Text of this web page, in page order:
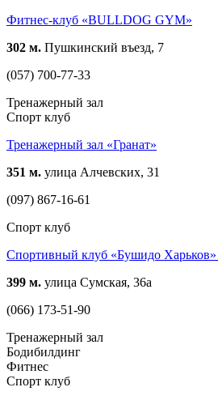
Фитнес-клуб «BULLDOG GYM»
302 м. Пушкинский въезд, 7
(057) 700-77-33
Тренажерный зал
Спорт клуб
Тренажерный зал «Гранат»
351 м. улица Алчевских, 31
(097) 867-16-61
Спорт клуб
Спортивный клуб «Бушидо
399 м. улица Сумская, 36а
(066) 173-51-90
Тренажерный зал
Бодибилдинг
Фитнес
Спорт клуб